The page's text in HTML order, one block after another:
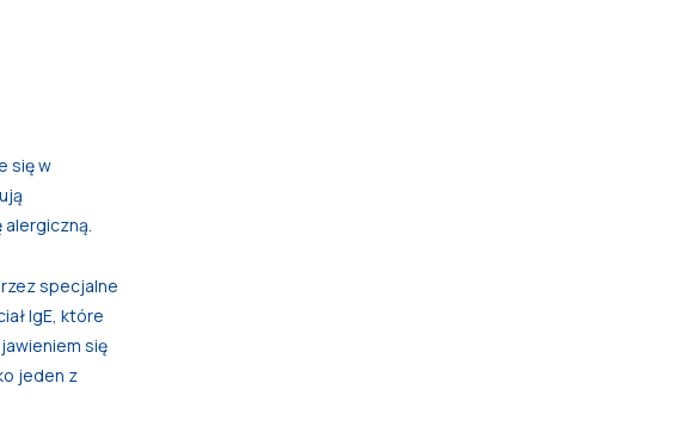
się w
specjalne
IgE, które
się
jeden z